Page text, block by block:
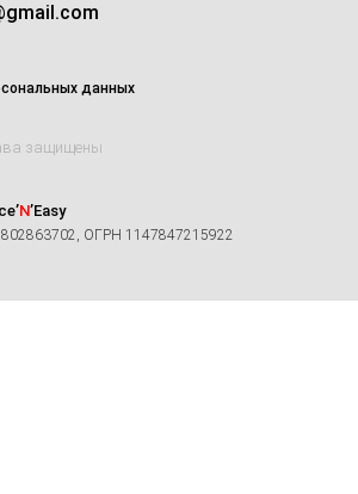
данных
защищены
N’Easy
ОГРН 1147847215922